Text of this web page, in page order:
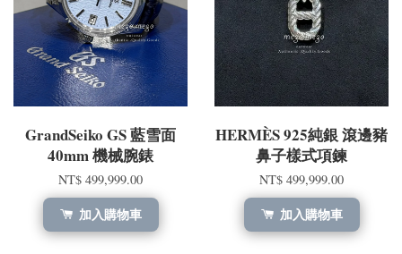
GrandSeiko GS 藍雪面
40mm 機械腕錶
NT$ 499,999.00
加入購物車
HERMÈS 925純銀 滾邊豬
鼻子樣式項鍊
NT$ 499,999.00
加入購物車